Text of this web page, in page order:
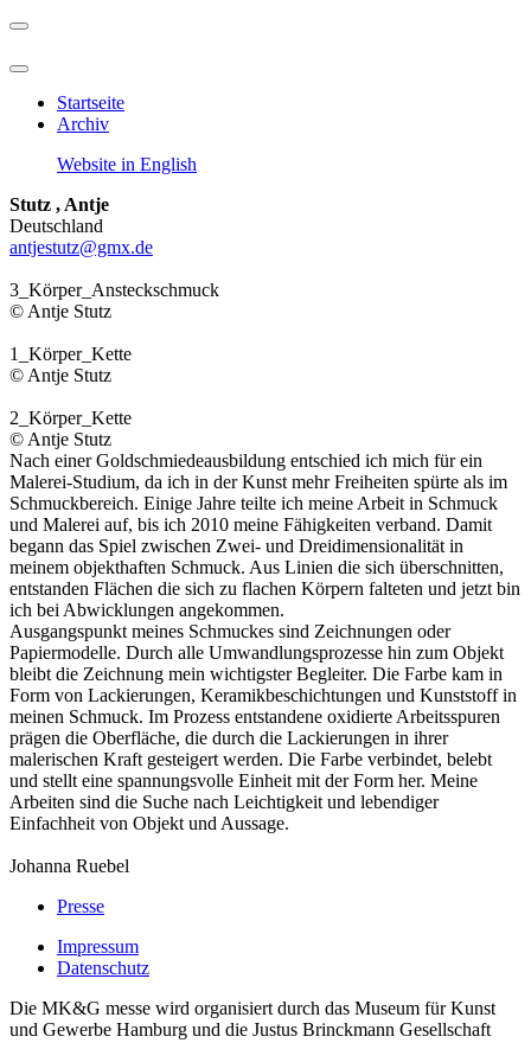
Startseite
Archiv
Website in English
Stutz , Antje
Deutschland
antjestutz@gmx.de
3_Körper_Ansteckschmuck
© Antje Stutz
1_Körper_Kette
© Antje Stutz
2_Körper_Kette
© Antje Stutz
Nach einer Goldschmiedeausbildung entschied ich mich für ein
Malerei-Studium, da ich in der Kunst mehr Freiheiten spürte als im
Schmuckbereich. Einige Jahre teilte ich meine Arbeit in Schmuck
und Malerei auf, bis ich 2010 meine Fähigkeiten verband. Damit
begann das Spiel zwischen Zwei- und Dreidimensionalität in
meinem objekthaften Schmuck. Aus Linien die sich überschnitten,
entstanden Flächen die sich zu flachen Körpern falteten und jetzt bin
ich bei Abwicklungen angekommen.
Ausgangspunkt meines Schmuckes sind Zeichnungen oder
Papiermodelle. Durch alle Umwandlungsprozesse hin zum Objekt
bleibt die Zeichnung mein wichtigster Begleiter. Die Farbe kam in
Form von Lackierungen, Keramikbeschichtungen und Kunststoff in
meinen Schmuck. Im Prozess entstandene oxidierte Arbeitsspuren
prägen die Oberfläche, die durch die Lackierungen in ihrer
malerischen Kraft gesteigert werden. Die Farbe verbindet, belebt
und stellt eine spannungsvolle Einheit mit der Form her. Meine
Arbeiten sind die Suche nach Leichtigkeit und lebendiger
Einfachheit von Objekt und Aussage.
Johanna Ruebel
Presse
Impressum
Datenschutz
Die MK&G messe wird organisiert durch das Museum für Kunst
und Gewerbe Hamburg und die Justus Brinckmann Gesellschaft